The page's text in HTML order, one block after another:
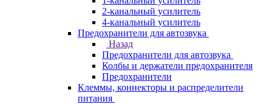
2-канальный усилитель
4-канальный усилитель
Предохранители для автозвука
Назад
Предохранители для автозвука
Колбы и держатели предохранителя
Предохранители
Клеммы, коннекторы и распределители
питания